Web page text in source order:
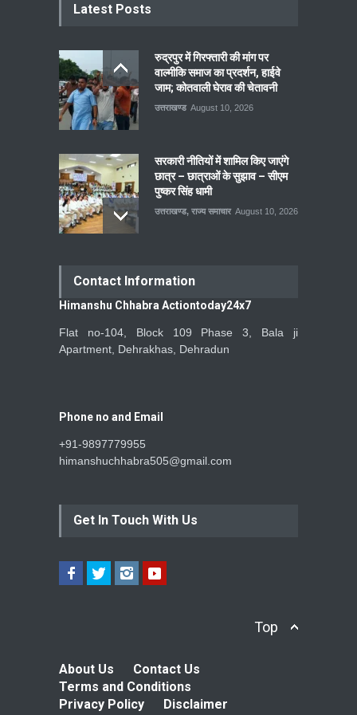
Latest Posts
रुद्रपुर में गिरफ्तारी की मांग पर
वाल्मीकि समाज का प्रदर्शन, हाईवे
जाम; कोतवाली घेराव की चेतावनी
उत्तराखण्ड August 10, 2026
सरकारी नीतियों में शामिल किए जाएंगे
छात्र – छात्राओं के सुझाव – सीएम
पुष्कर सिंह धामी
उत्तराखण्ड, राज्य समाचार August 10, 2026
Contact Information
Himanshu Chhabra Actiontoday24x7
Flat no-104, Block 109 Phase 3, Bala ji
Apartment, Dehrakhas, Dehradun
Phone no and Email
+91-9897779955
himanshuchhabra505@gmail.com
Get In Touch With Us
Top
About Us
Contact Us
Terms and Conditions
Privacy Policy
Disclaimer